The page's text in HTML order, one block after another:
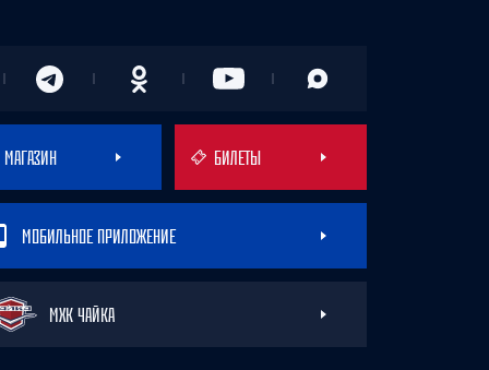
МАГАЗИН БИЛЕТЫ
МОБИЛЬНОЕ ПРИЛОЖЕНИЕ
МХК ЧАЙКА